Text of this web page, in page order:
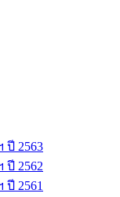
ปี 2563
2562
2561